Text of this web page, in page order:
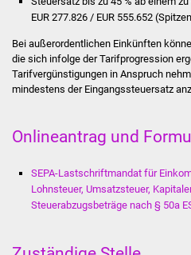
EUR 277.826 / EUR 555.652
Bei außerordentlichen Einkünften
die sich infolge der Tarifprogression
Tarifvergünstigungen in Anspruch
mindestens der Eingangssteuersatz
Onlineantrag und
SEPA-Lastschriftmandat für
Lohnsteuer, Umsatzsteuer,
Steuerabzugsbeträge nach § 50a